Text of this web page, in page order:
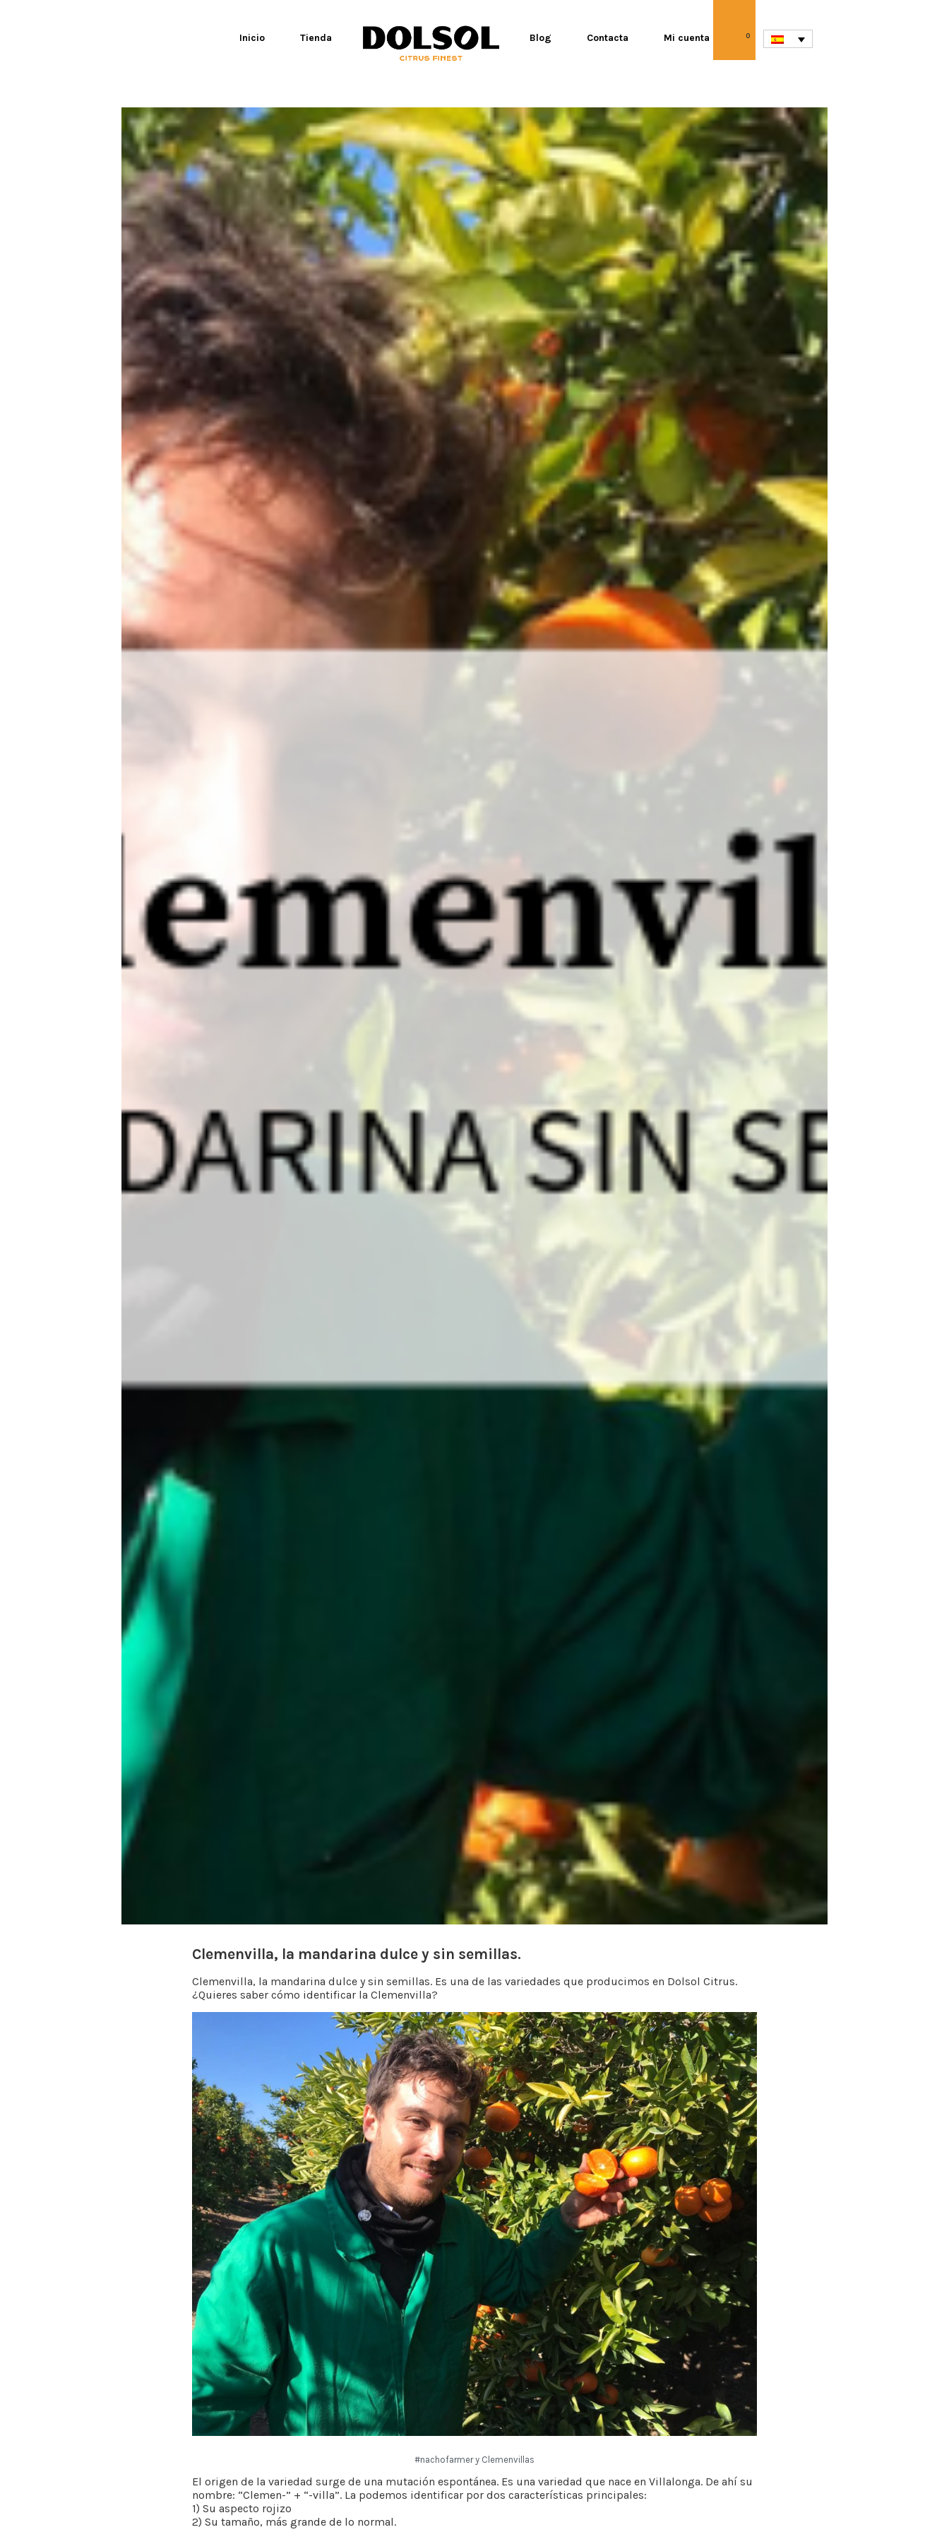
Inicio Tienda
Blog
Contacta Mi cuenta 0
Clemenvilla, la mandarina dulce y sin semillas.
Clemenvilla, la mandarina dulce y sin semillas. Es una de las variedades que producimos en Dolsol Citrus.
¿Quieres saber cómo identificar la Clemenvilla?
#nachofarmer y Clemenvillas
El origen de la variedad surge de una mutación espontánea. Es una variedad que nace en Villalonga. De ahí su
nombre: “Clemen-” + “-villa”. La podemos identificar por dos características principales:
1) Su aspecto rojizo
2) Su tamaño, más grande de lo normal.